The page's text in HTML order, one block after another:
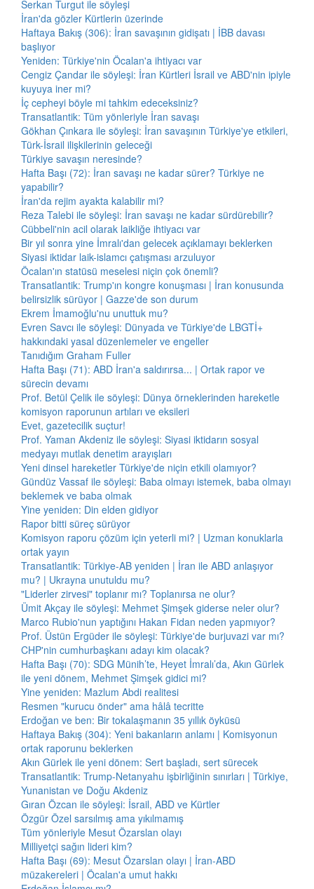
Serkan Turgut ile söyleşi
İran'da gözler Kürtlerin üzerinde
Haftaya Bakış (306): İran savaşının gidişatı | İBB davası
başlıyor
Yeniden: Türkiye'nin Öcalan'a ihtiyacı var
Cengiz Çandar ile söyleşi: İran Kürtleri İsrail ve ABD'nin ipiyle
kuyuya iner mi?
İç cepheyi böyle mi tahkim edeceksiniz?
Transatlantik: Tüm yönleriyle İran savaşı
Gökhan Çınkara ile söyleşi: İran savaşının Türkiye'ye etkileri,
Türk-İsrail ilişkilerinin geleceği
Türkiye savaşın neresinde?
Hafta Başı (72): İran savaşı ne kadar sürer? Türkiye ne
yapabilir?
İran'da rejim ayakta kalabilir mi?
Reza Talebi ile söyleşi: İran savaşı ne kadar sürdürebilir?
Cübbeli'nin acil olarak laikliğe ihtiyacı var
Bir yıl sonra yine İmralı'dan gelecek açıklamayı beklerken
Siyasi iktidar laik-islamcı çatışması arzuluyor
Öcalan'ın statüsü meselesi niçin çok önemli?
Transatlantik: Trump'ın kongre konuşması | İran konusunda
belirsizlik sürüyor | Gazze'de son durum
Ekrem İmamoğlu'nu unuttuk mu?
Evren Savcı ile söyleşi: Dünyada ve Türkiye'de LBGTİ+
hakkındaki yasal düzenlemeler ve engeller
Tanıdığım Graham Fuller
Hafta Başı (71): ABD İran'a saldırırsa... | Ortak rapor ve
sürecin devamı
Prof. Betül Çelik ile söyleşi: Dünya örneklerinden hareketle
komisyon raporunun artıları ve eksileri
Evet, gazetecilik suçtur!
Prof. Yaman Akdeniz ile söyleşi: Siyasi iktidarın sosyal
medyayı mutlak denetim arayışları
Yeni dinsel hareketler Türkiye'de niçin etkili olamıyor?
Gündüz Vassaf ile söyleşi: Baba olmayı istemek, baba olmayı
beklemek ve baba olmak
Yine yeniden: Din elden gidiyor
Rapor bitti süreç sürüyor
Komisyon raporu çözüm için yeterli mi? | Uzman konuklarla
ortak yayın
Transatlantik: Türkiye-AB yeniden | İran ile ABD anlaşıyor
mu? | Ukrayna unutuldu mu?
"Liderler zirvesi" toplanır mı? Toplanırsa ne olur?
Ümit Akçay ile söyleşi: Mehmet Şimşek giderse neler olur?
Marco Rubio'nun yaptığını Hakan Fidan neden yapmıyor?
Prof. Üstün Ergüder ile söyleşi: Türkiye'de burjuvazi var mı?
CHP'nin cumhurbaşkanı adayı kim olacak?
Hafta Başı (70): SDG Münih’te, Heyet İmralı’da, Akın Gürlek
ile yeni dönem, Mehmet Şimşek gidici mi?
Yine yeniden: Mazlum Abdi realitesi
Resmen "kurucu önder" ama hâlâ tecritte
Erdoğan ve ben: Bir tokalaşmanın 35 yıllık öyküsü
Haftaya Bakış (304): Yeni bakanların anlamı | Komisyonun
ortak raporunu beklerken
Akın Gürlek ile yeni dönem: Sert başladı, sert sürecek
Transatlantik: Trump-Netanyahu işbirliğinin sınırları | Türkiye,
Yunanistan ve Doğu Akdeniz
Gıran Özcan ile söyleşi: İsrail, ABD ve Kürtler
Özgür Özel sarsılmış ama yıkılmamış
Tüm yönleriyle Mesut Özarslan olayı
Milliyetçi sağın lideri kim?
Hafta Başı (69): Mesut Özarslan olayı | İran-ABD
müzakereleri | Öcalan'a umut hakkı